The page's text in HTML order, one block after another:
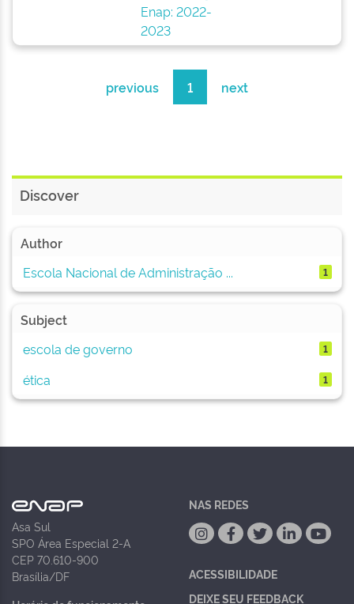
Enap: 2022-
2023
previous 1 next
Discover
Author
Escola Nacional de Administração ...
1
Subject
escola de governo
1
ética 1
Asa Sul
SPO Área Especial 2-A
CEP 70.610-900
Brasília/DF
NAS REDES
ACESSIBILIDADE
DEIXE SEU FEEDBACK